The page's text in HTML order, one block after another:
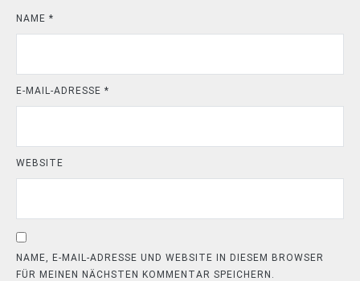
NAME *
E-MAIL-ADRESSE *
WEBSITE
NAME, E-MAIL-ADRESSE UND WEBSITE IN DIESEM BROWSER
FÜR MEINEN NÄCHSTEN KOMMENTAR SPEICHERN.